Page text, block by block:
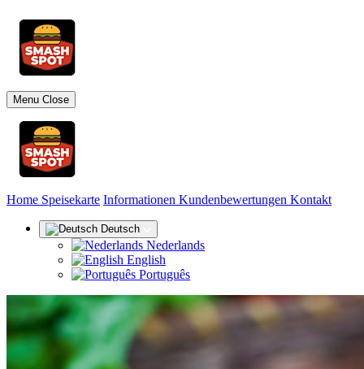
Menu Close
Home (aktuell)
Speisekarte Informationen Kundenbewertungen Kontakt
Deutsch
Nederlands
English
Português